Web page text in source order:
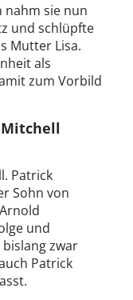
nahm sie nun
und schlüpfte
Mutter Lisa.
als
zum Vorbild
Mitchell
Patrick
Sohn von
und
zwar
Patrick